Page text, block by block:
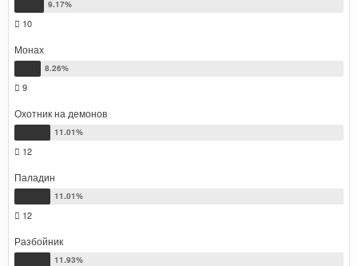
10
Монах
9
Охотник на демонов
12
Паладин
12
Разбойник